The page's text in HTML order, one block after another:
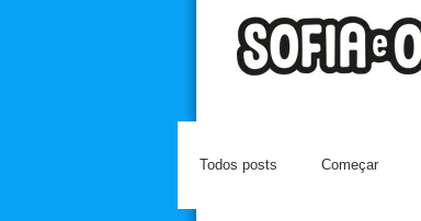
Todos posts Começar